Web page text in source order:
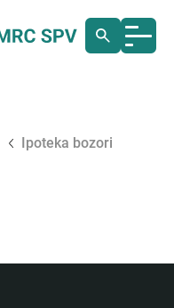
Ipoteka bozori